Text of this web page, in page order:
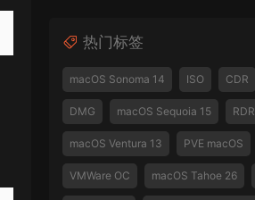
热门标签
macOS Sonoma 14 ISO CDR
DMG macOS Sequoia 15 RDR
macOS Ventura 13 PVE macOS
VMWare OC macOS Tahoe 26